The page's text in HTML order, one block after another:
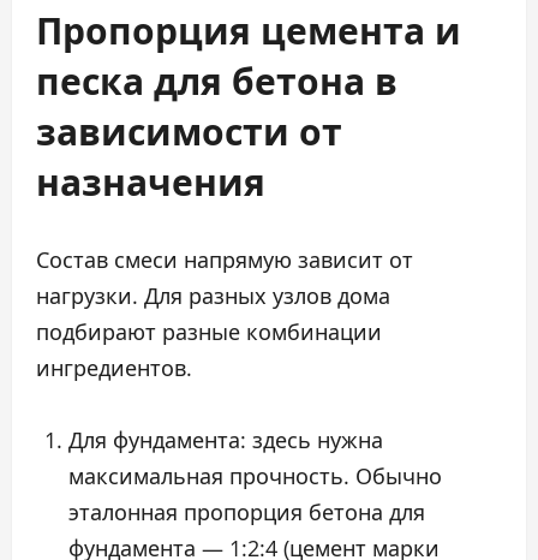
Пропорция цемента и
песка для бетона в
зависимости от
назначения
Состав смеси напрямую зависит от
нагрузки. Для разных узлов дома
подбирают разные комбинации
ингредиентов.
Для фундамента: здесь нужна
максимальная прочность. Обычно
эталонная пропорция бетона для
фундамента — 1:2:4 (цемент марки